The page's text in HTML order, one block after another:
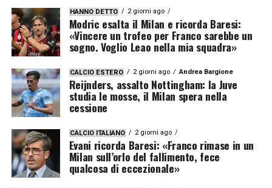
HANNO DETTO 2 giorni ago
Modric esalta il Milan e ricorda Baresi:
«Vincere un trofeo per Franco sarebbe un
sogno. Voglio Leao nella mia squadra»
CALCIO ESTERO 2 giorni ago Andrea Bargione
Reijnders, assalto Nottingham: la Juve
studia le mosse, il Milan spera nella
cessione
CALCIO ITALIANO 2 giorni ago
Evani ricorda Baresi: «Franco rimase in un
Milan sull’orlo del fallimento, fece
qualcosa di eccezionale»